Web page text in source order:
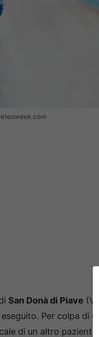
San Donà di Piave
Per colpa di
di un altro